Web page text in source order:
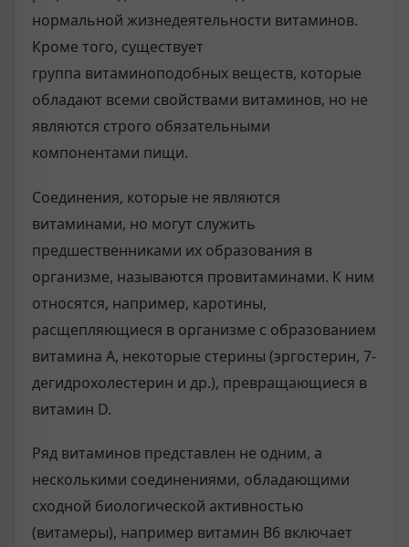
нормальной жизнедеятельности витаминов.
Кроме того, существует
группа витаминоподобных веществ, которые
обладают всеми свойствами витаминов, но не
являются строго обязательными
компонентами пищи.
Соединения, которые не являются
витаминами, но могут служить
предшественниками их образования в
организме, называются провитаминами. К ним
относятся, например, каротины,
расщепляющиеся в организме с образованием
витамина А, некоторые стерины (эргостерин, 7-
дегидрохолестерин и др.), превращающиеся в
витамин D.
Ряд витаминов представлен не одним, а
несколькими соединениями, обладающими
сходной биологической активностью
(витамеры), например витамин В6 включает